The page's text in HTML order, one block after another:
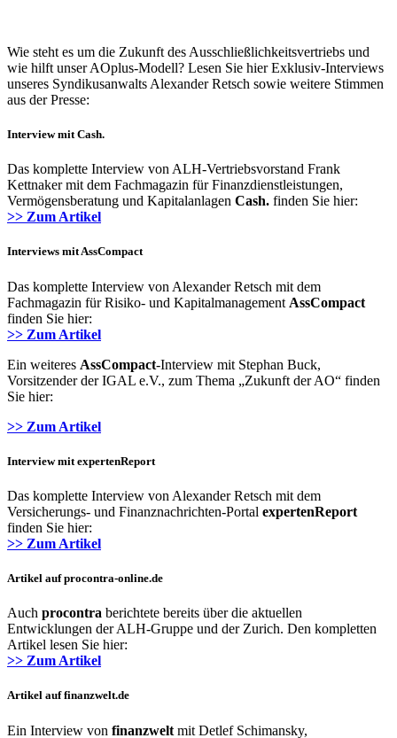
Wie steht es um die Zukunft des Ausschließlichkeitsvertriebs und
wie hilft unser AOplus-Modell? Lesen Sie hier Exklusiv-Interviews
unseres Syndikusanwalts Alexander Retsch sowie weitere Stimmen
aus der Presse:
Interview mit Cash.
Das komplette Interview von ALH-Vertriebsvorstand Frank
Kettnaker mit dem Fachmagazin für Finanzdienstleistungen,
Vermögensberatung und Kapitalanlagen Cash. finden Sie hier:
>> Zum Artikel
Interviews mit AssCompact
Das komplette Interview von Alexander Retsch mit dem
Fachmagazin für Risiko- und Kapitalmanagement AssCompact
finden Sie hier:
>> Zum Artikel
Ein weiteres AssCompact-Interview mit Stephan Buck,
Vorsitzender der IGAL e.V., zum Thema „Zukunft der AO“ finden
Sie hier:
>> Zum Artikel
Interview mit expertenReport
Das komplette Interview von Alexander Retsch mit dem
Versicherungs- und Finanznachrichten-Portal expertenReport
finden Sie hier:
>> Zum Artikel
Artikel auf procontra-online.de
Auch procontra berichtete bereits über die aktuellen
Entwicklungen der ALH-Gruppe und der Zurich. Den kompletten
Artikel lesen Sie hier:
>> Zum Artikel
Artikel auf finanzwelt.de
Ein Interview von finanzwelt mit Detlef Schimansky,